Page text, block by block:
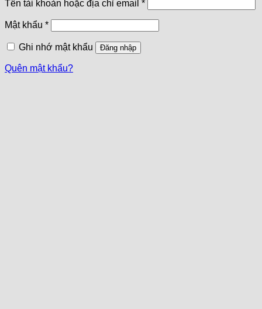
Tên tài khoản hoặc địa chỉ email *
Mật khẩu *
Ghi nhớ mật khẩu Đăng nhập
Quên mật khẩu?